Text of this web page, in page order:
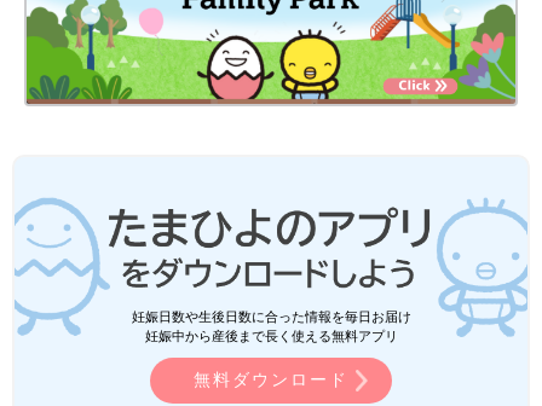
前の話
[10年ぶりに出産しま
した#111]パパとの面
会
一覧
次の話
[10年ぶりに出産しまし
た#113]年の差きょう
だいのお下がり事情
妊娠日数や生後日数に合った情報を毎日お届け
妊娠中から産後まで長く使える無料アプリ
無料ダウンロード